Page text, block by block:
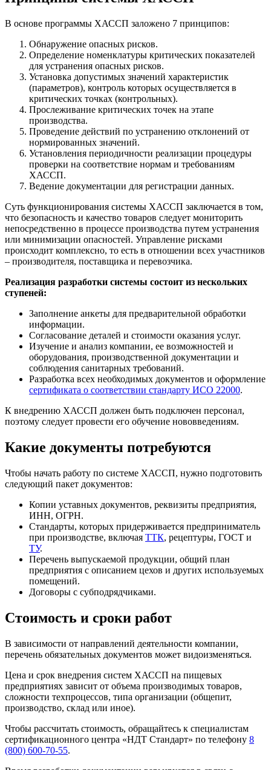
В основе программы ХАССП заложено 7 принципов:
Обнаружение опасных рисков.
Определение номенклатуры критических показателей
для устранения опасных рисков.
Установка допустимых значений характеристик
(параметров), контроль которых осуществляется в
критических точках (контрольных).
Прослеживание критических точек на этапе
производства.
Проведение действий по устранению отклонений от
нормированных значений.
Установления периодичности реализации процедуры
проверки на соответствие нормам и требованиям
ХАССП.
Ведение документации для регистрации данных.
Суть функционирования системы ХАССП заключается в том,
что безопасность и качество товаров следует мониторить
непосредственно в процессе производства путем устранения
или минимизации опасностей. Управление рисками
происходит комплексно, то есть в отношении всех участников
– производителя, поставщика и перевозчика.
Реализация разработки системы состоит из нескольких
ступеней:
Заполнение анкеты для предварительной обработки
информации.
Согласование деталей и стоимости оказания услуг.
Изучение и анализ компании, ее возможностей и
оборудования, производственной документации и
соблюдения санитарных требований.
Разработка всех необходимых документов и оформление
сертификата о соответствии стандарту ИСО 22000.
К внедрению ХАССП должен быть подключен персонал,
поэтому следует провести его обучение нововведениям.
Какие документы потребуются
Чтобы начать работу по системе ХАССП, нужно подготовить
следующий пакет документов:
Копии уставных документов, реквизиты предприятия,
ИНН, ОГРН.
Стандарты, которых придерживается предприниматель
при производстве, включая ТТК, рецептуры, ГОСТ и
ТУ.
Перечень выпускаемой продукции, общий план
предприятия с описанием цехов и других используемых
помещений.
Договоры с субподрядчиками.
Стоимость и сроки работ
В зависимости от направлений деятельности компании,
перечень обязательных документов может видоизменяться.
Цена и срок внедрения систем ХАССП на пищевых
предприятиях зависит от объема производимых товаров,
сложности техпроцессов, типа организации (общепит,
производство, склад или иное).
Чтобы рассчитать стоимость, обращайтесь к специалистам
сертификационного центра «НДТ Стандарт» по телефону 8
(800) 600-70-55.